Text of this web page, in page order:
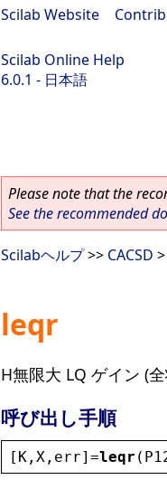
Scilab Website
Scilab Online Help
6.0.1 - 日本語
Please note that the
See the recommended
Scilabヘルプ>> CACSD >
leqr
H無限大 LQ ゲイン (
呼び出し手順
[ K , X , err]=leqr (